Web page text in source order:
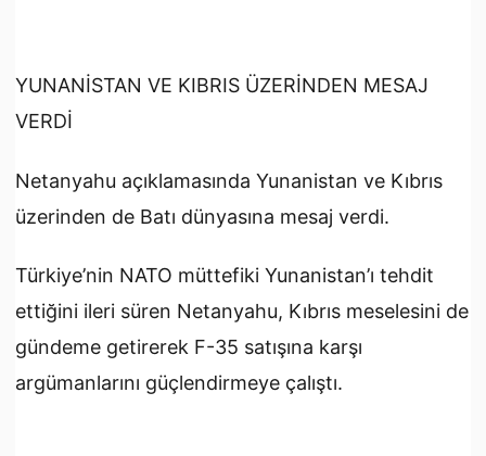
YUNANİSTAN VE KIBRIS ÜZERİNDEN MESAJ
VERDİ
Netanyahu açıklamasında Yunanistan ve Kıbrıs
üzerinden de Batı dünyasına mesaj verdi.
Türkiye’nin NATO müttefiki Yunanistan’ı tehdit
ettiğini ileri süren Netanyahu, Kıbrıs meselesini de
gündeme getirerek F-35 satışına karşı
argümanlarını güçlendirmeye çalıştı.